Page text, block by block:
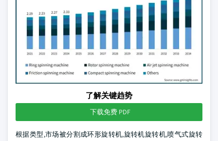
了解关键趋势
下载免费 PDF
根据类型,市场被分割成环形旋转机,旋转机旋转机,喷气式旋转